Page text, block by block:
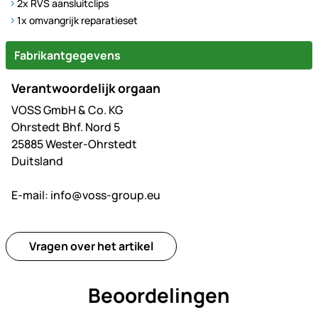
2x RVS aansluitclips
1x omvangrijk reparatieset
Fabrikantgegevens
Verantwoordelijk orgaan
VOSS GmbH & Co. KG
Ohrstedt Bhf. Nord 5
25885 Wester-Ohrstedt
Duitsland
E-mail: info@voss-group.eu
Vragen over het artikel
Beoordelingen